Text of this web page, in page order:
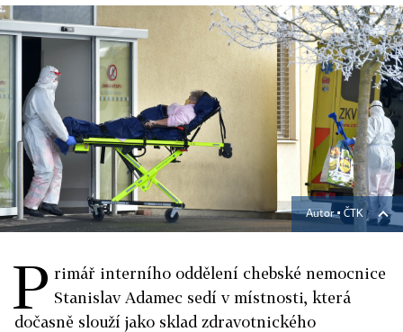
Autor ▪ ČTK
P rimář interního oddělení chebské nemocnice
Stanislav Adamec sedí v místnosti, která
dočasně slouží jako sklad zdravotnického